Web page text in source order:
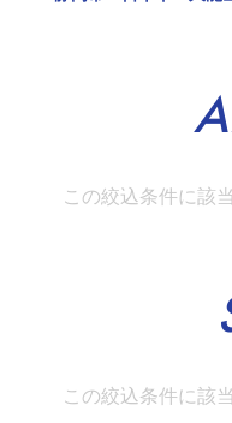
この絞込条件に該
この絞込条件に該